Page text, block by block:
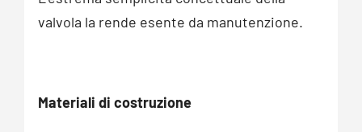
valvola la rende esente da manutenzione.
Materiali di costruzione